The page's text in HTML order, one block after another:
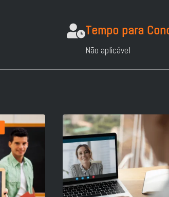
Tempo para
Não aplicável